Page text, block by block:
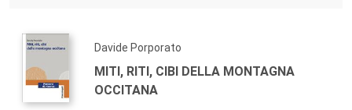
Davide Porporato
MITI, RITI, CIBI DELLA MONTAGNA
OCCITANA